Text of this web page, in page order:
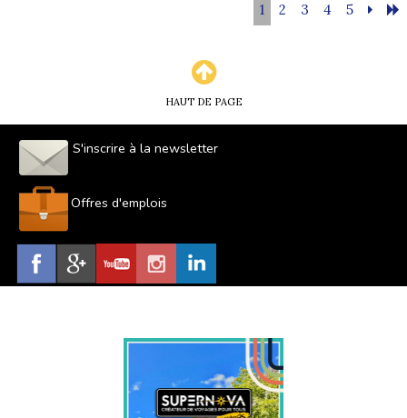
1 2 3 4 5
HAUT DE PAGE
S'inscrire à la newsletter
Offres d'emplois